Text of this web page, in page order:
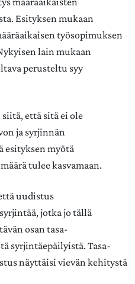
Esityksen mukaan
työsopimuksen
lain mukaan
perusteltu syy
että sitä ei ole
ja syrjinnän
esityksen myötä
tulee kasvamaan.
uudistus
jotka jo tällä
osan tasa-
syrjintäepäilyistä. Tasa-
näyttäisi vievän kehitystä